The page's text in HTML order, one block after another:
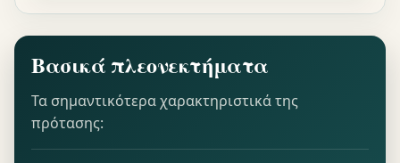
Βασικά πλεονεκτήματα
Τα σημαντικότερα χαρακτηριστικά της
πρότασης: